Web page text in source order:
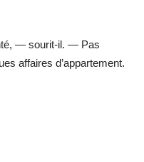
— sourit-il. — Pas
affaires d’appartement.